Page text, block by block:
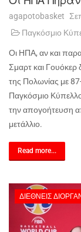
agapotobasket
Παγκόσμιο
Οι ΗΠΑ, αν και
Σμαρτ και Γουόκερ
της Πολωνίας με
Παγκόσμιο
την απογοήτευση
μετάλλιο.
Read more...
ΔΙΕΘΝΕΊΣ